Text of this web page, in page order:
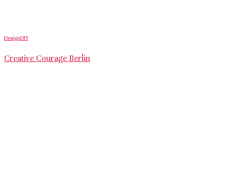
DesignDIY
Creative Courage Berlin